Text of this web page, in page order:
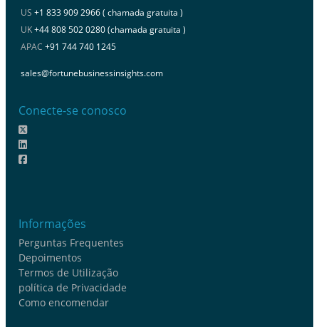
US +1 833 909 2966 ( chamada gratuita )
UK+44 808 502 0280 (chamada gratuita )
APAC +91 744 740 1245
sales@fortunebusinessinsights.com
Conecte-se conosco
Informações
Perguntas Frequentes
Depoimentos
Termos de Utilização
política de Privacidade
Como encomendar